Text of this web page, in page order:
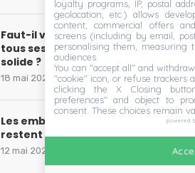
Faut-il vraiment remplacer
tous ses produits par du savon
solide ?
18 mai 2026
Les emballages écologiques
restent parfois hors de prix
12 mai 2026
loyalty programs, IP, postal
geolocation, etc.) allows
content, commercial offers
screens (including by email,
personalising them, measuring
audiences.
You can "accept all" and
"cookie" icon, or refuse trackers
clicking the X Closing
preferences" and object to
consent. These choices remain
powered